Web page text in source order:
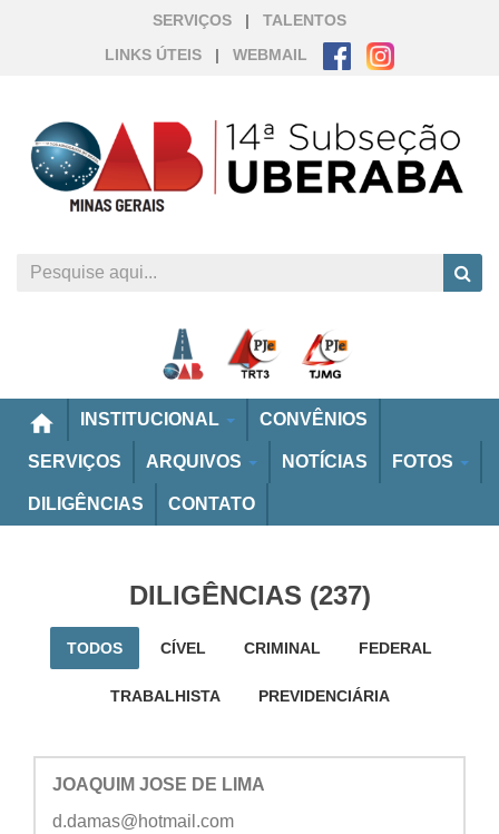
SERVIÇOS |
TALENTOS
LINKS ÚTEIS
| WEBMAIL
home INSTITUCIONAL CONVÊNIOS
SERVIÇOS ARQUIVOS NOTÍCIAS FOTOS
DILIGÊNCIAS CONTATO
DILIGÊNCIAS (237)
TODOS CÍVEL CRIMINAL FEDERAL
TRABALHISTA PREVIDENCIÁRIA
JOAQUIM JOSE DE LIMA
d.damas@hotmail.com